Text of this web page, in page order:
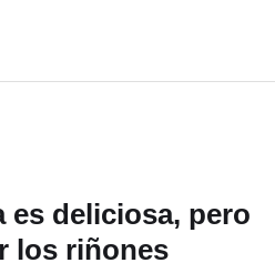
es deliciosa, pero
los riñones